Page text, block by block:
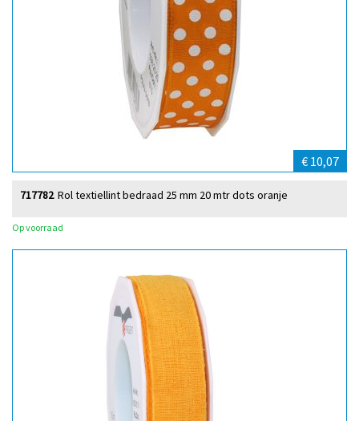
€ 10,07
Rol textiellint bedraad 25 mm 20 mtr dots oranje
717782
Op voorraad